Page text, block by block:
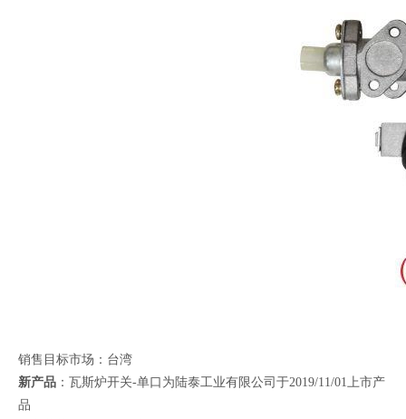
销售目标市场：台湾
新产品 ：瓦斯炉开关-单口为陆泰工业有限公司于2019/11/01上市产
品